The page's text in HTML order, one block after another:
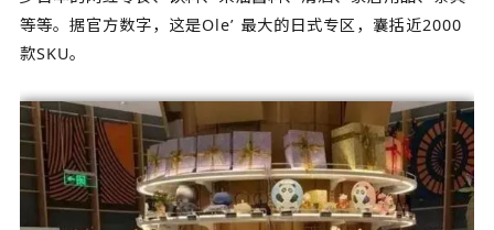
等等。据官方数字，这是Ole’ 最大的日式专区，囊括近2000
款SKU。